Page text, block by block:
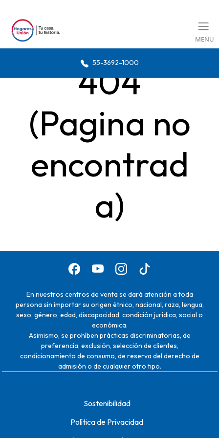
MENU
55-3692-1000
404
(Pagina no
encontrad
a)
En nuestros centros de venta se dará atención a toda
persona sin importar su origen étnico, nacional, raza, lengua,
sexo, género, edad, discapacidad, condición jurídica, social o
económica.
Asimismo, se prohíben prácticas discriminatorias, de
preferencia, exclusión, selección de clientes,
condicionamiento de consumo, de reserva del derecho de
admisión o de cualquier otro tipo.
Sostenibilidad
Política de Privacidad